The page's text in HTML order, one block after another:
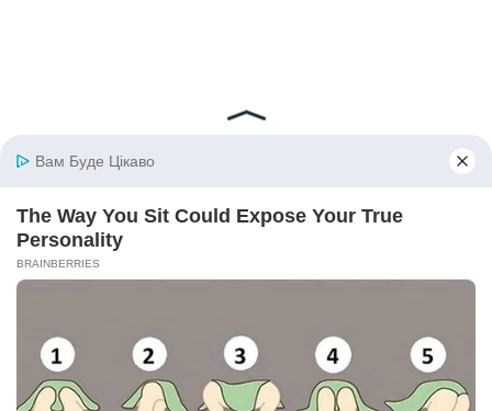
© 2026 iBilingua
сайтом (Privacy Policy)